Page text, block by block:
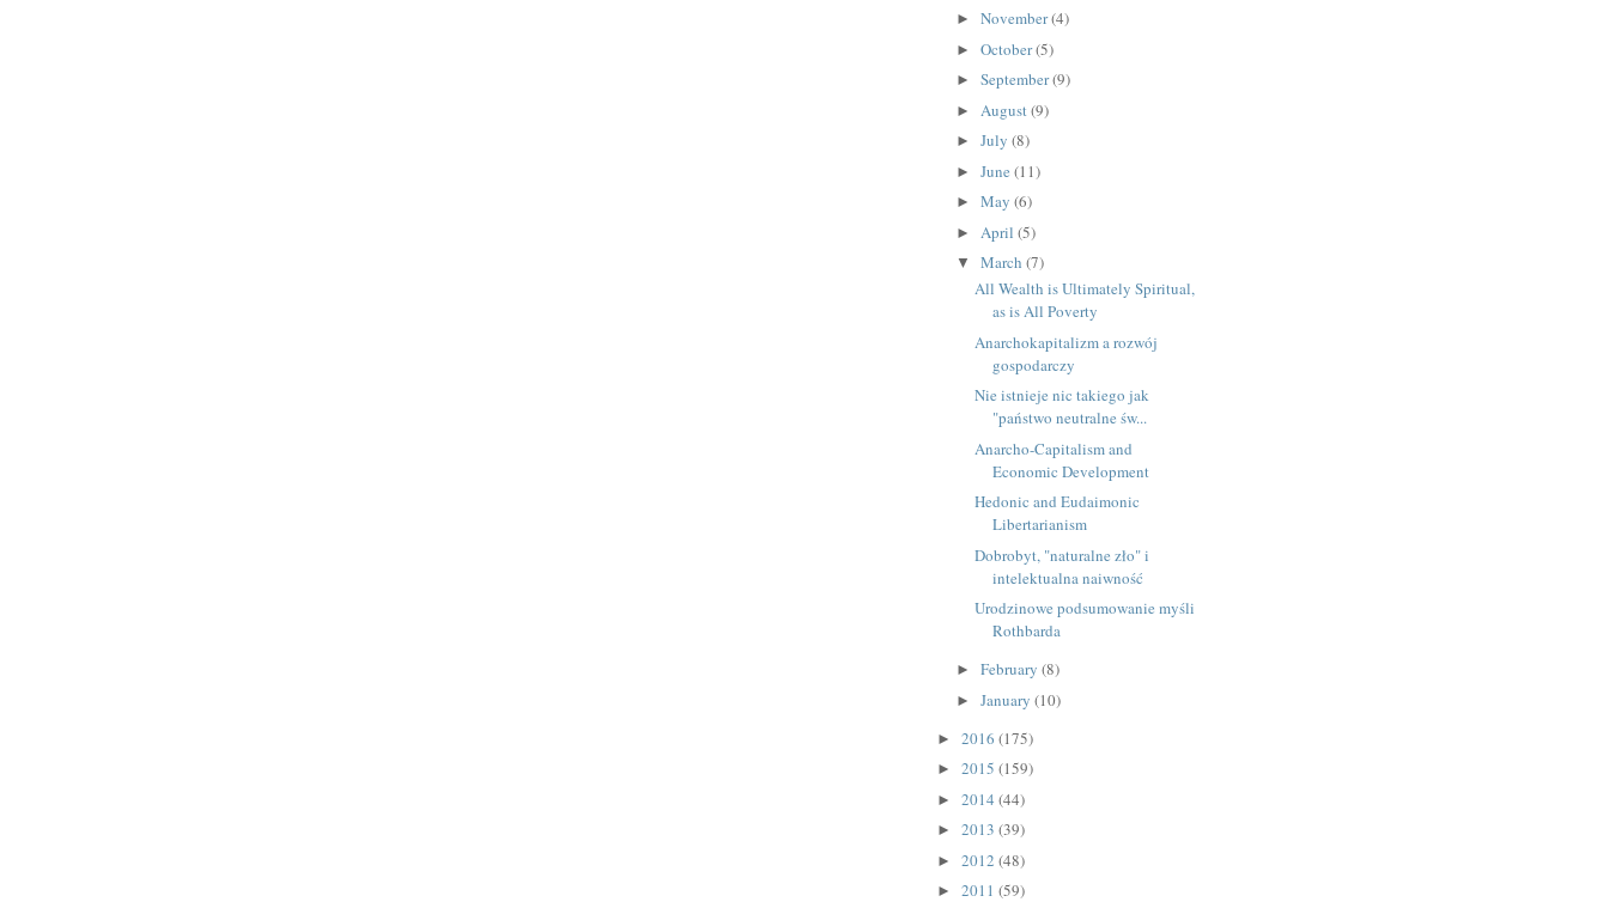
► November(4)
► October(5)
► September(9)
► August(9)
► July (8)
► June (11)
► May (6)
► April (5)
▼ March (7)
All Wealth is Ultimately Spiritual,
as is All Poverty
Anarchokapitalizm a rozwój
gospodarczy
Nie istnieje nic takiego jak
"państwo neutralne św...
Anarcho-Capitalism and
Economic Development
Hedonic and Eudaimonic
Libertarianism
Dobrobyt, "naturalne zło" i
intelektualna naiwność
Urodzinowe podsumowanie myśli
Rothbarda
► February (8)
► January (10)
► 2016 (175)
► 2015 (159)
► 2014 (44)
► 2013 (39)
► 2012 (48)
► 2011 (59)